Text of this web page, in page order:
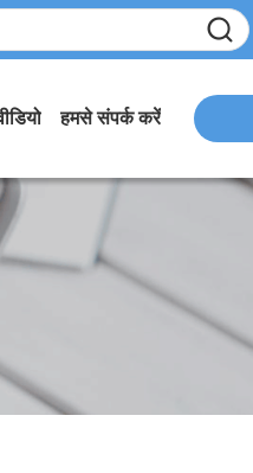
हमसे संपर्क करें